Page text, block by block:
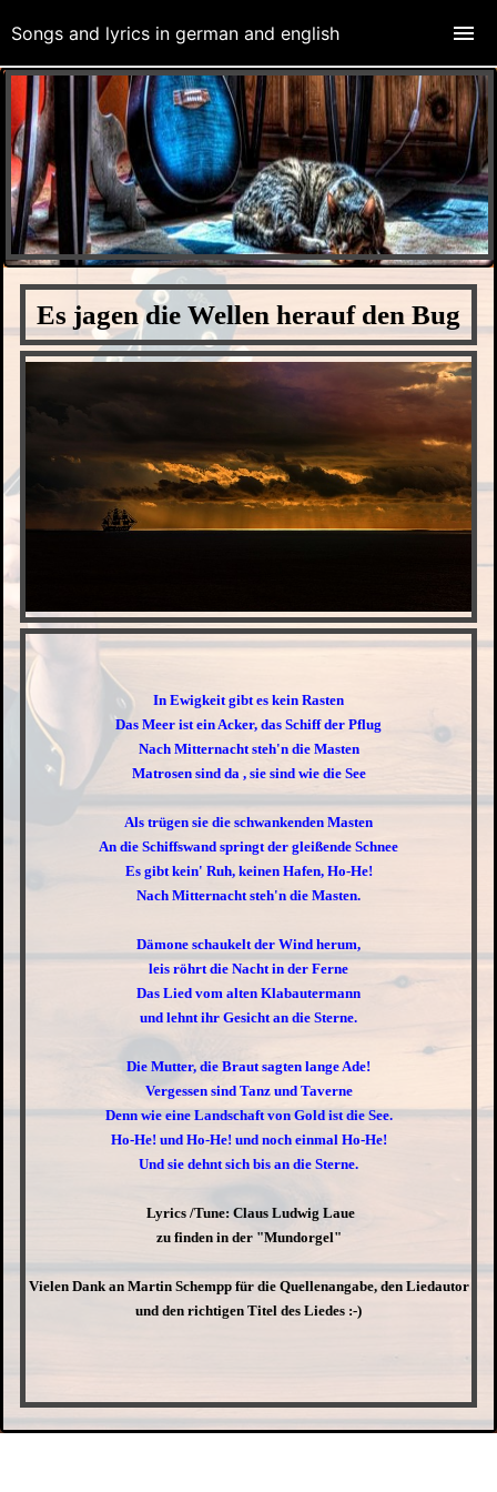
Es jagen die Wellen herauf den Bug
In Ewigkeit gibt es kein Rasten
Das Meer ist ein Acker, das Schiff der Pflug
Nach Mitternacht steh'n die Masten
Matrosen sind da , sie sind wie die See
Als trügen sie die schwankenden Masten
An die Schiffswand springt der gleißende Schnee
Es gibt kein' Ruh, keinen Hafen, Ho-He!
Nach Mitternacht steh'n die Masten.
Dämone schaukelt der Wind herum,
leis röhrt die Nacht in der Ferne
Das Lied vom alten Klabautermann
und lehnt ihr Gesicht an die Sterne.
Die Mutter, die Braut sagten lange Ade!
Vergessen sind Tanz und Taverne
Denn wie eine Landschaft von Gold ist die See.
Ho-He! und Ho-He! und noch einmal Ho-He!
Und sie dehnt sich bis an die Sterne.
Lyrics /Tune: Claus Ludwig Laue
zu finden in der "Mundorgel"
Vielen Dank an Martin Schempp für die Quellenangabe, den Liedautor
und den richtigen Titel des Liedes :-)
Songs and lyrics in german and english